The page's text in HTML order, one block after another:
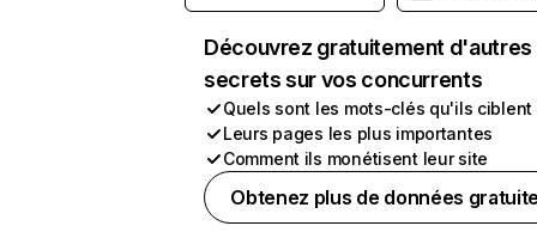
Découvrez gratuitement d'autres
secrets sur vos concurrents
Quels sont les mots-clés qu'ils ciblent
Leurs pages les plus importantes
Comment ils monétisent leur site
Obtenez plus de données